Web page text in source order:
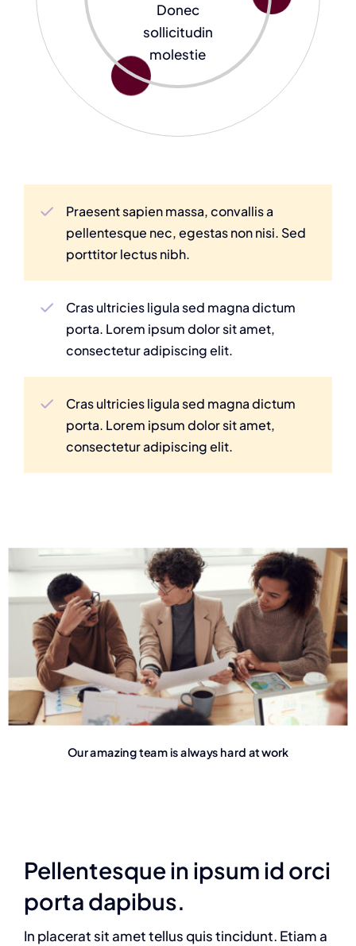
Donec
sollicitudin
molestie
Praesent sapien massa, convallis a
pellentesque nec, egestas non nisi. Sed
porttitor lectus nibh.
Cras ultricies ligula sed magna dictum
porta. Lorem ipsum dolor sit amet,
consectetur adipiscing elit.
Cras ultricies ligula sed magna dictum
porta. Lorem ipsum dolor sit amet,
consectetur adipiscing elit.
Our amazing team is always hard at work
Pellentesque in ipsum id orci
porta dapibus.
In placerat sit amet tellus quis tincidunt. Etiam a